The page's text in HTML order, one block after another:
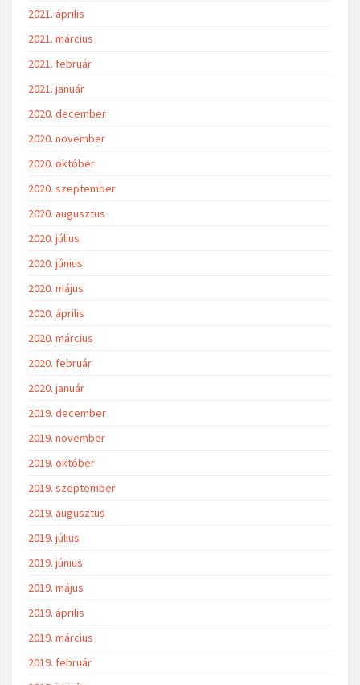
2021. április
2021. március
2021. február
2021. január
2020. december
2020. november
2020. október
2020. szeptember
2020. augusztus
2020. július
2020. június
2020. május
2020. április
2020. március
2020. február
2020. január
2019. december
2019. november
2019. október
2019. szeptember
2019. augusztus
2019. július
2019. június
2019. május
2019. április
2019. március
2019. február